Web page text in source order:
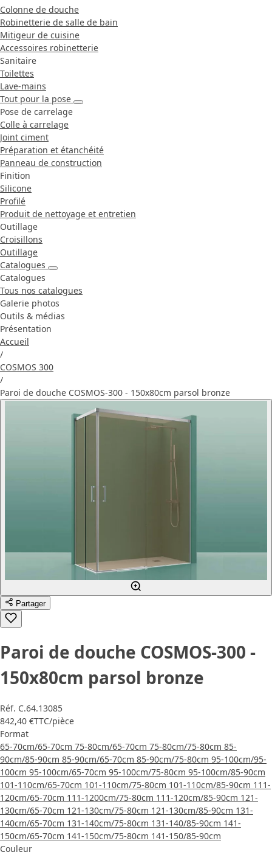
Colonne de douche
Robinetterie de salle de bain
Mitigeur de cuisine
Accessoires robinetterie
Sanitaire
Toilettes
Lave-mains
Tout pour la pose
Pose de carrelage
Colle à carrelage
Joint ciment
Préparation et étanchéité
Panneau de construction
Finition
Silicone
Profilé
Produit de nettoyage et entretien
Outillage
Croisillons
Outillage
Catalogues
Catalogues
Tous nos catalogues
Galerie photos
Outils & médias
Présentation
Accueil
/
COSMOS 300
/
Paroi de douche COSMOS-300 - 150x80cm parsol bronze
Partager
Paroi de douche COSMOS-300 -
150x80cm parsol bronze
Réf. C.64.13085
842,40 €TTC/pièce
Format
65-70cm/65-70cm 75-80cm/65-70cm 75-80cm/75-80cm 85-
90cm/85-90cm 85-90cm/65-70cm 85-90cm/75-80cm 95-100cm/95-
100cm 95-100cm/65-70cm 95-100cm/75-80cm 95-100cm/85-90cm
101-110cm/65-70cm 101-110cm/75-80cm 101-110cm/85-90cm 111-
120cm/65-70cm 111-1200cm/75-80cm 111-120cm/85-90cm 121-
130cm/65-70cm 121-130cm/75-80cm 121-130cm/85-90cm 131-
140cm/65-70cm 131-140cm/75-80cm 131-140/85-90cm 141-
150cm/65-70cm 141-150cm/75-80cm 141-150/85-90cm
Couleur